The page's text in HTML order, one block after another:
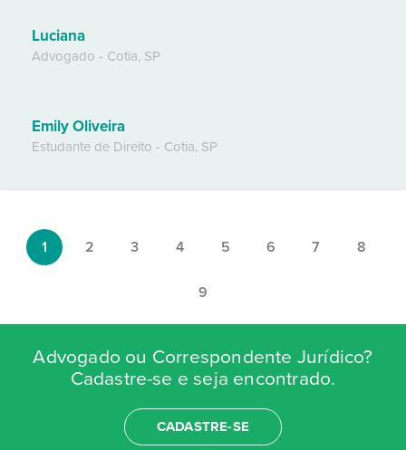
Luciana
Advogado - Cotia, SP
Emily Oliveira
Estudante de Direito - Cotia, SP
1 2 3 4 5 6 7 8
9
Advogado ou Correspondente Jurídico?
Cadastre-se e seja encontrado.
CADASTRE-SE